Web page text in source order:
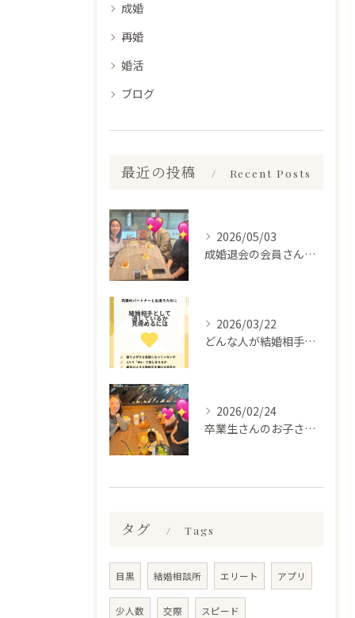
成婚
再婚
婚活
ブログ
最近の投稿 Recent Posts
2026/05/03
成婚退会の会員さんとお会いして来ました✨
2026/03/22
どんな人が結婚相手だといいのか
2026/02/24
卒業生さんのお子さんに会って来ました✨
タグ Tags
目黒 結婚相談所 エリート アプリ
少人数 交際 スピード